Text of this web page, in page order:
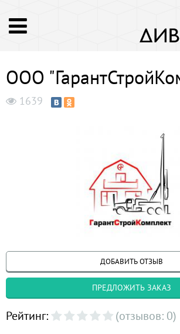
ООО
1639
ДОБАВИТЬ ОТЗЫВ
ПРЕДЛОЖИТЬ ЗАКАЗ
Рейтинг: (отзывов: 0)